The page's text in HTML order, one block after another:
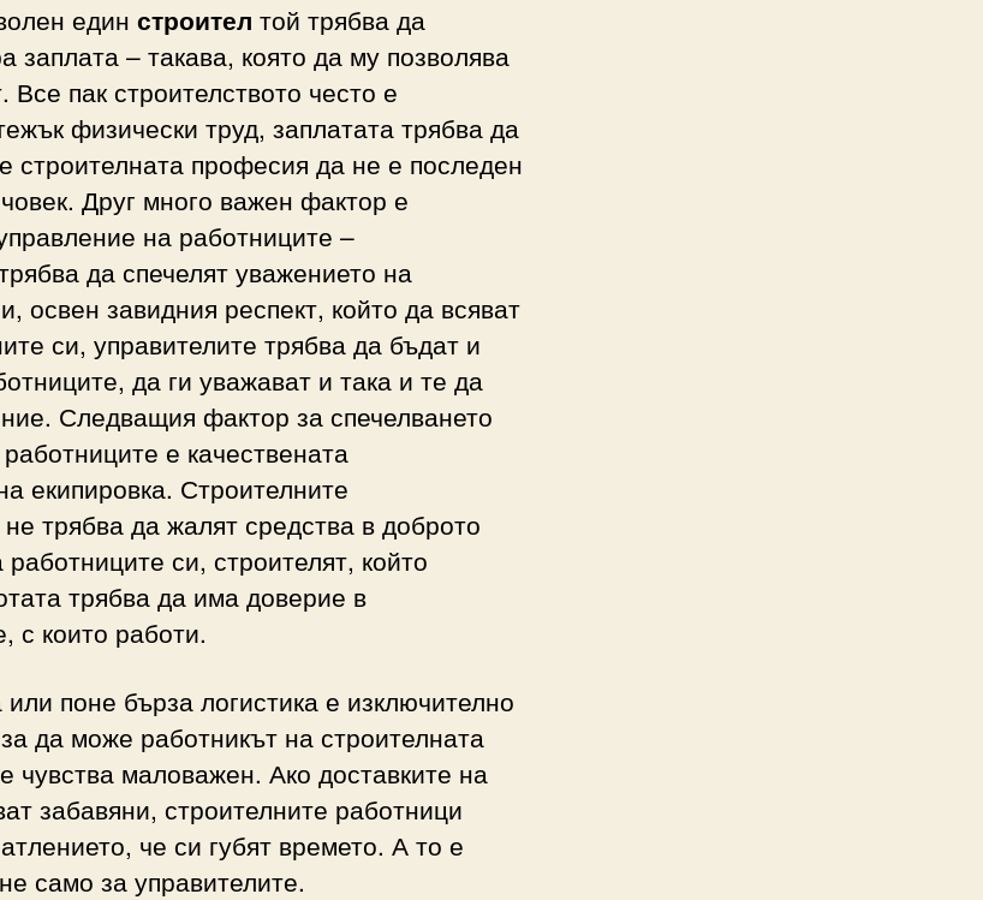
един строител той трябва да
заплата – такава, която да му позволява
Все пак строителството често е
физически труд, заплатата трябва да
строителната професия да не е последен
Друг много важен фактор е
на работниците –
да спечелят уважението на
освен завидния респект, който да всяват
си, управителите трябва да бъдат и
да ги уважават и така и те да
Следващия фактор за спечелването
е качествената
екипировка. Строителните
трябва да жалят средства в доброто
си, строителят, който
трябва да има доверие в
с които работи.
поне бърза логистика е изключително
да може работникът на строителната
чувства маловажен. Ако доставките на
забавяни, строителните работници
че си губят времето. А то е
само за управителите.